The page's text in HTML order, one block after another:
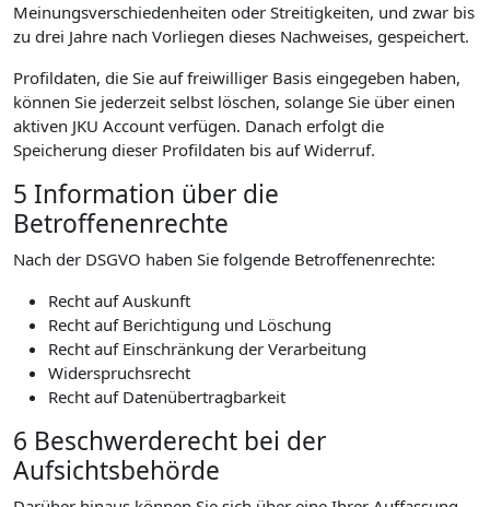
Meinungsverschiedenheiten oder Streitigkeiten, und zwar bis
zu drei Jahre nach Vorliegen dieses Nachweises, gespeichert.
Profildaten, die Sie auf freiwilliger Basis eingegeben haben,
können Sie jederzeit selbst löschen, solange Sie über einen
aktiven JKU Account verfügen. Danach erfolgt die
Speicherung dieser Profildaten bis auf Widerruf.
5 Information über die
Betroffenenrechte
Nach der DSGVO haben Sie folgende Betroffenenrechte:
Recht auf Auskunft
Recht auf Berichtigung und Löschung
Recht auf Einschränkung der Verarbeitung
Widerspruchsrecht
Recht auf Datenübertragbarkeit
6 Beschwerderecht bei der
Aufsichtsbehörde